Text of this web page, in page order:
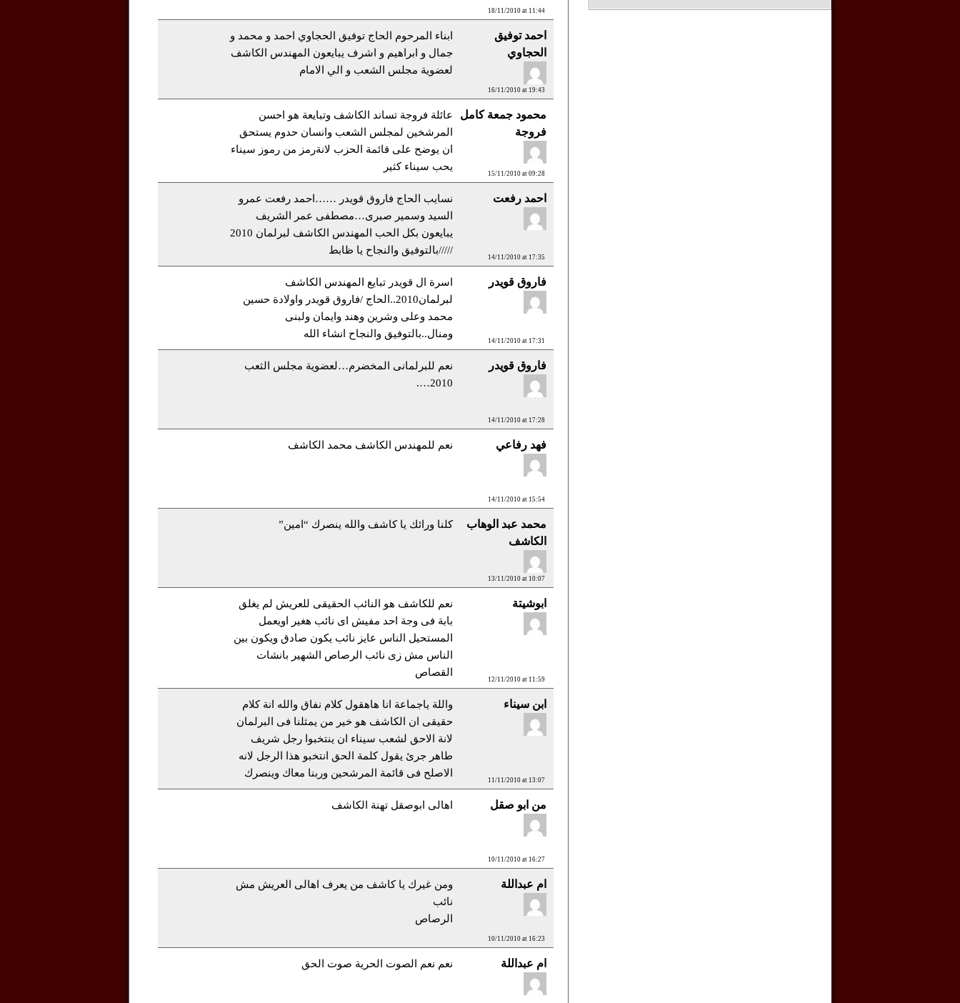
18/11/2010 at 11:44
احمد توفيق
الحجاوي
16/11/2010 at 19:43
ابناء المرحوم الحاج توفيق الحجاوي احمد و محمد و
جمال و ابراهيم و اشرف يبايعون المهندس الكاشف
لعضوية مجلس الشعب و الي الامام
محمود جمعة كامل
فروجة
15/11/2010 at 09:28
عائلة فروجة تساند الكاشف وتبايعة هو احسن
المرشخين لمجلس الشعب وانسان حدوم يستحق
ان يوضح على قائمة الحزب لانةرمز من رموز سيناء
يحب سيناء كثير
احمد رفعت
14/11/2010 at 17:35
نسايب الحاج فاروق قويدر ……احمد رفعت عمرو
السيد وسمير صبرى…مصطفى عمر الشريف
يبايعون بكل الحب المهندس الكاشف لبرلمان 2010
/////بالتوفيق والنجاح يا ظابط
فاروق قويدر
14/11/2010 at 17:31
اسرة ال قويدر تبايع المهندس الكاشف
لبرلمان2010..الحاج /فاروق قويدر واولادة حسين
محمد وعلى وشرين وهند وايمان ولبنى
ومنال..بالتوفيق والنجاح انشاء الله
فاروق قويدر
14/11/2010 at 17:28
نعم للبرلمانى المخضرم…لعضوية مجلس الثعب
2010….
فهد رفاعي
14/11/2010 at 15:54
نعم للمهندس الكاشف محمد الكاشف
محمد عبد الوهاب
الكاشف
13/11/2010 at 10:07
كلنا ورائك يا كاشف والله ينصرك “امين”
ابوشيتة
12/11/2010 at 11:59
نعم للكاشف هو النائب الحقيقى للعريش لم يغلق
بابة فى وجة احد مفيش اى نائب هغير اويعمل
المستحيل الناس عايز نائب يكون صادق ويكون بين
الناس مش زى نائب الرصاص الشهير بانشات
القصاص
ابن سيناء
11/11/2010 at 13:07
واللة ياجماعة انا هاهقول كلام نفاق والله انة كلام
حقيقى ان الكاشف هو خير من يمثلنا فى البرلمان
لانة الاحق لشعب سيناء ان ينتخبوا رجل شريف
طاهر جرئ يقول كلمة الحق انتخبو هذا الرجل لانه
الاصلح فى قائمة المرشحين وربنا معاك وينصرك
من ابو صقل
10/11/2010 at 16:27
اهالى ابوصقل تهنة الكاشف
ام عبداللة
10/11/2010 at 16:23
ومن غيرك يا كاشف من يعرف اهالى العريش مش
نائب
الرصاص
ام عبداللة نعم نعم الصوت الحرية صوت الحق